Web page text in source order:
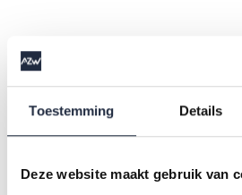
Toestemming Details
Deze website maakt gebruik van
Toegang tot de
De scenario-editor kun je vinden in
Prognosemodel Zorg en
tot de scenario-editor? Dan heb je
scenario-editor. Nieuwe gebruikers